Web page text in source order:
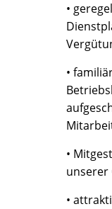
•
•
•
unserer
•